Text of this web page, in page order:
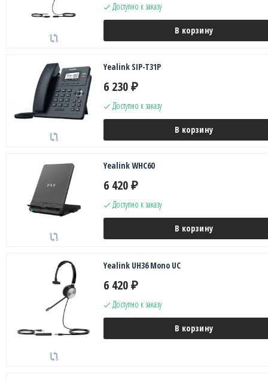
Доступно к заказу
В корзину
Yealink SIP-T31P
6 230 ₽
Доступно к заказу
В корзину
Yealink WHC60
6 420 ₽
Доступно к заказу
В корзину
Yealink UH36 Mono UC
6 420 ₽
Доступно к заказу
В корзину